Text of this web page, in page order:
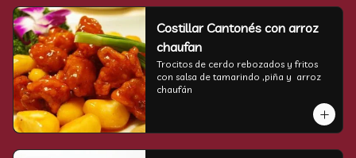
Costillar Cantonés con arroz
chaufan
Trocitos de cerdo rebozados y fritos
con salsa de tamarindo ,piña y  arroz
chaufán